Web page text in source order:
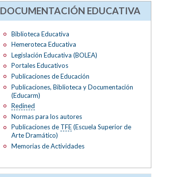
DOCUMENTACIÓN EDUCATIVA
Biblioteca Educativa
Hemeroteca Educativa
Legislación Educativa (BOLEA)
Portales Educativos
Publicaciones de Educación
Publicaciones, Biblioteca y Documentación
(Educarm)
Redined
Normas para los autores
Publicaciones de TFE(Escuela Superior de
Arte Dramático)
Memorias de Actividades